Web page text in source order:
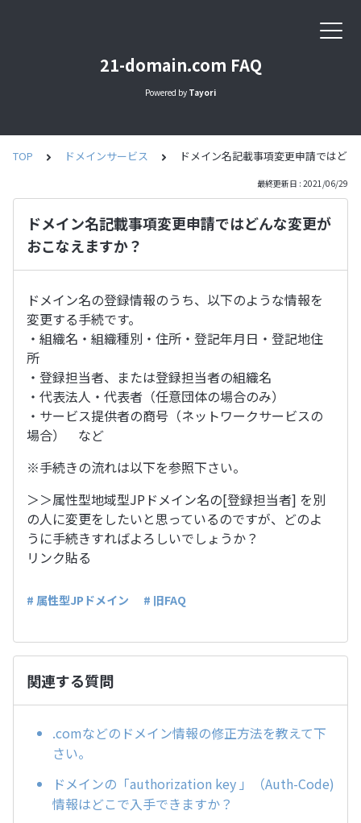
21-domain.com FAQ
Powered by Tayori
TOP ドメインサービス ドメイン名記載事項変更申請ではど
最終更新日 : 2021/06/29
ドメイン名記載事項変更申請ではどんな変更が
おこなえますか？
ドメイン名の登録情報のうち、以下のような情報を
変更する手続です。
・組織名・組織種別・住所・登記年月日・登記地住
所
・登録担当者、または登録担当者の組織名
・代表法人・代表者（任意団体の場合のみ）
・サービス提供者の商号（ネットワークサービスの
場合） など
※手続きの流れは以下を参照下さい。
＞＞属性型地域型JPドメイン名の[登録担当者] を別
の人に変更をしたいと思っているのですが、どのよ
うに手続きすればよろしいでしょうか？
リンク貼る
# 属性型JPドメイン # 旧FAQ
関連する質問
.comなどのドメイン情報の修正方法を教えて下
さい。
ドメインの「authorization key 」（Auth-Code)
情報はどこで入手できますか？